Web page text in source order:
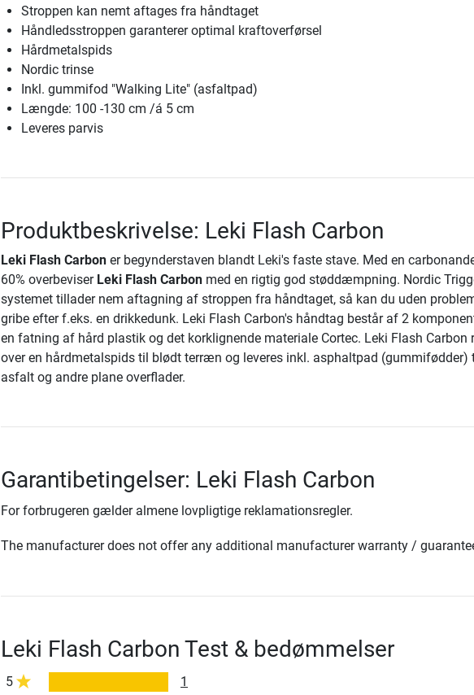
Stroppen kan nemt aftages fra håndtaget
Håndledsstroppen garanterer optimal kraftoverførsel
Hårdmetalspids
Nordic trinse
Inkl. gummifod "Walking Lite" (asfaltpad)
Længde: 100 -130 cm /á 5 cm
Leveres parvis
Produktbeskrivelse: Leki Flash Carbon
Leki Flash Carboner begynderstaven blandt Leki's faste stave. Med en
60% overbeviser Leki Flash Carbonmed en rigtig god støddæmpning. Nordic
systemet tillader nem aftagning af stroppen fra håndtaget, så kan du uden
gribe efter f.eks. en drikkedunk. Leki Flash Carbon's håndtag består af 2
en fatning af hård plastik og det korklignende materiale Cortec. Leki Flash Carbon
over en hårdmetalspids til blødt terræn og leveres inkl. asphaltpad (gummifødder)
asfalt og andre plane overflader.
Garantibetingelser: Leki Flash Carbon
For forbrugeren gælder almene lovpligtige reklamationsregler.
The manufacturer does not offer any additional manufacturer warranty /
Leki Flash Carbon Test & bedømmelser
5
1